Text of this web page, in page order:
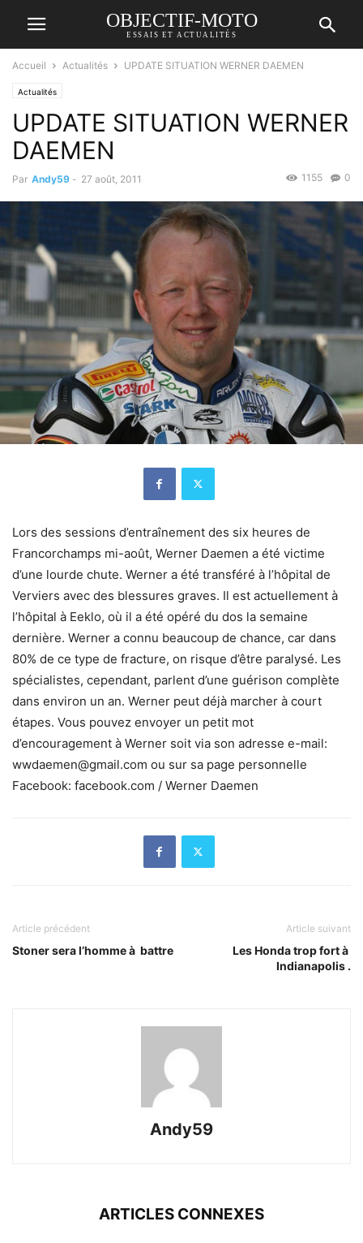
OBJECTIF-MOTO
ESSAIS ET ACTUALITÉS
Accueil Actualités UPDATE SITUATION WERNER DAEMEN
Actualités
UPDATE SITUATION WERNER
DAEMEN
Par Andy59 - 27 août, 2011 0
1155
Lors des sessions d’entraînement des six heures de
Francorchamps mi-août, Werner Daemen a été victime
d’une lourde chute. Werner a été transféré à l’hôpital de
Verviers avec des blessures graves. Il est actuellement à
l’hôpital à Eeklo, où il a été opéré du dos la semaine
dernière. Werner a connu beaucoup de chance, car dans
80% de ce type de fracture, on risque d’être paralysé. Les
spécialistes, cependant, parlent d’une guérison complète
dans environ un an. Werner peut déjà marcher à court
étapes. Vous pouvez envoyer un petit mot
d’encouragement à Werner soit via son adresse e-mail:
wwdaemen@gmail.com ou sur sa page personnelle
Facebook: facebook.com / Werner Daemen
Article précédent
Stoner sera l’homme à battre
Article suivant
Les Honda trop fort à
Indianapolis .
Andy59
ARTICLES CONNEXES